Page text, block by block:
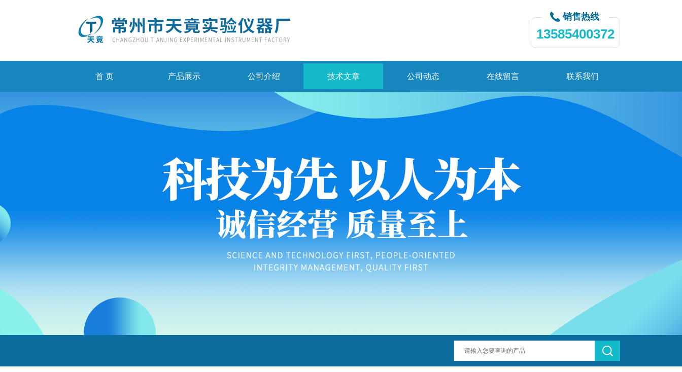
销售热线
13585400372
首 页 产品展示 公司介绍 技术文章 公司动态 在线留言 联系我们